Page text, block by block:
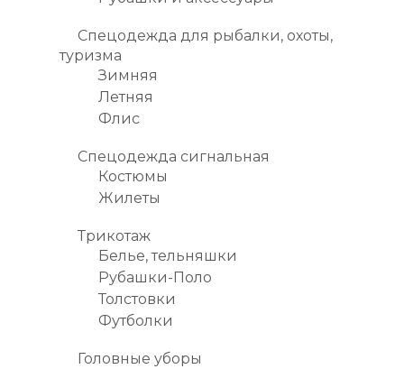
Спецодежда для рыбалки, охоты,
туризма
Зимняя
Летняя
Флис
Спецодежда сигнальная
Костюмы
Жилеты
Трикотаж
Белье, тельняшки
Рубашки-Поло
Толстовки
Футболки
Головные уборы